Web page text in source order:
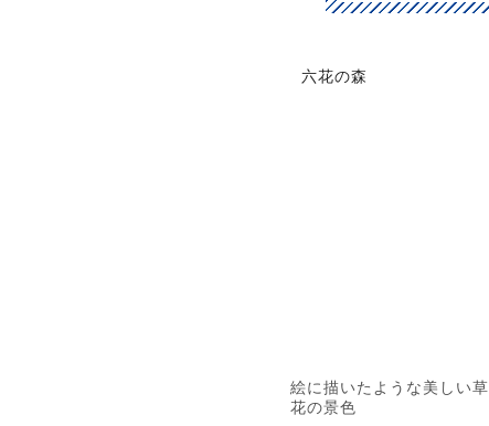
六花の森
絵に描いたような美しい草
花の景色